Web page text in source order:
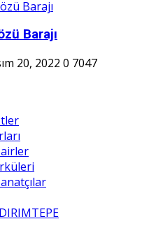
Barajı
20, 2022 0 7047